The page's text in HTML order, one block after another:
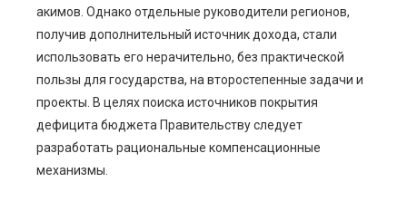
акимов. Однако отдельные руководители регионов,
получив дополнительный источник дохода, стали
использовать его нерачительно, без практической
пользы для государства, на второстепенные задачи и
проекты. В целях поиска источников покрытия
дефицита бюджета Правительству следует
разработать рациональные компенсационные
механизмы.